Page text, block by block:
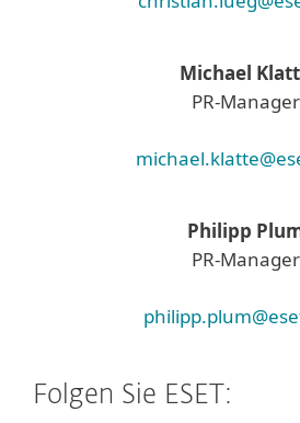
Michael
PR-Manager
Philipp
PR-Manager
Folgen Sie ESET: